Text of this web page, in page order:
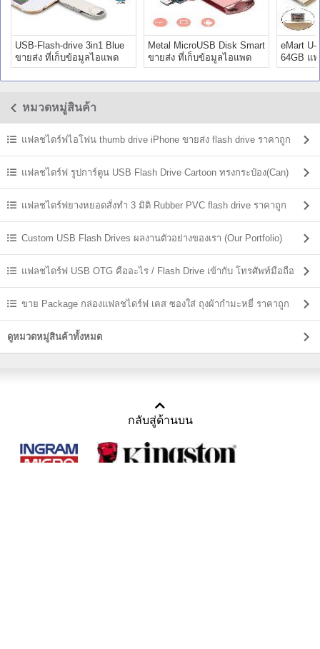
USB-Flash-drive 3in1 Blue
ขายส่ง ที่เก็บข้อมูลไอแพด
แท้ ราคา
Metal MicroUSB Disk Smart
ขายส่ง ที่เก็บข้อมูลไอแพด
แท้ ราคา
eMart U-
64GB แ
ขายส่ง
หมวดหมู่สินค้า
แฟลชไดร์ฟไอโฟน thumb drive iPhone ขายส่ง flash drive ราคาถูก
แฟลชไดร์ฟ รูปการ์ตูน USB Flash Drive Cartoon ทรงกระป๋อง(Can)
แฟลชไดร์ฟยางหยอดสั่งทำ 3 มิติ Rubber PVC flash drive ราคาถูก
Custom USB Flash Drives ผลงานตัวอย่างของเรา (Our Portfolio)
แฟลชไดร์ฟ USB OTG คืออะไร / Flash Drive เข้ากับ โทรศัพท์มือถือ
ขาย Package กล่องแฟลชไดร์ฟ เคส ซองใส่ ถุงผ้ากำมะหยี่ ราคาถูก
ดูหมวดหมู่สินค้าทั้งหมด
กลับสู่ด้านบน